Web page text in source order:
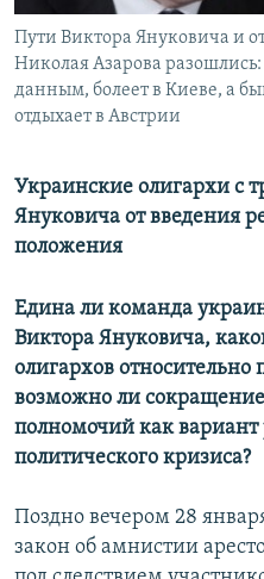
Пути Виктора Януковича и
Николая Азарова
данным, болеет в Киеве, а
отдыхает в Австрии
Украинские олигархи с
Януковича от введения
положения
Едина ли команда
Виктора Януковича,
олигархов относительно
возможно ли
полномочий как
политического кризиса?
Поздно вечером 28
закон об амнистии